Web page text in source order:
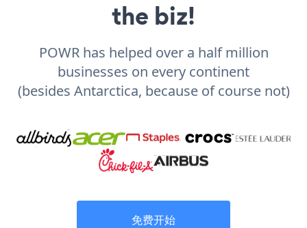
the biz!
POWR has helped over a half million
businesses on every continent
(besides Antarctica, because of course not)
免费开始